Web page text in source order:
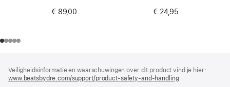
Sierra-oranje
€ 89,00
€ 24,95
Veiligheidsinformatie en waarschuwingen over dit product vind je hier:
www.beatsbydre.com/support/product-safety-and-handling(wordt